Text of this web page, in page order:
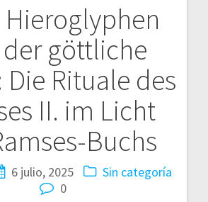
Hieroglyphen
göttliche
Die Rituale des
II. im Licht
Buchs
6 julio, 2025
Sin categoría
0